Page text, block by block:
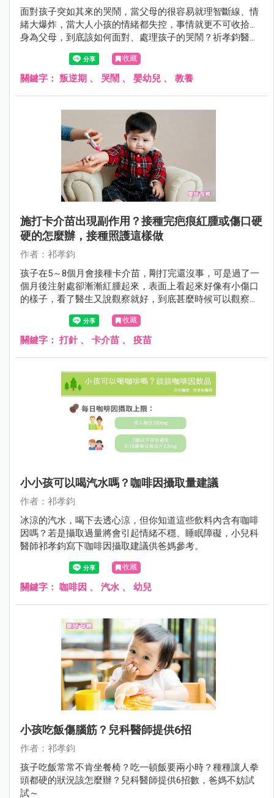
面對孩子突如其來的哭鬧，當父母的很容易就理智斷線、情
緒大爆炸，當大人小孩的情緒都失控，事情就更不可收拾...
身為父母，到底該如何面對、處理孩子的哭鬧？祈孝鈞醫師
整理了7步驟，爸媽們可以試試看。
收藏
關鍵字： 叛逆期 、 哭鬧 、 嬰幼兒 、 教養
施打卡介苗出現副作用？接種完疤痕紅腫或傷口硬
硬的怎麼辦，接種照護這樣做
作者：祁孝鈞
孩子在5～8個月會接種卡介苗，剛打完還沒事，可是過了一
個月後注射處卻漸漸紅腫起來，表面上看起來好像有小傷口
的樣子，看了醫生又說觀察就好，到底甚麼時候可以觀察？
甚麼時候需要治療？觀察期間要注意甚麼？我們一起來看看
收藏
關鍵字： 打針 、 卡介苗 、 疫苗
小小孩可以喝汽水嗎？咖啡因攝取量建議
作者：祁孝鈞
冰涼的汽水，喝下去透心涼，但你知道這些飲料內含有咖啡
因嗎？若是攝取過量將會引起情緒不穩、睡眠障礙，小兒科
醫師祁孝鈞寫下咖啡因攝取建議供爸媽參考。
收藏
關鍵字： 咖啡因 、 汽水 、 幼兒
小孩吃飯傷腦筋？兒科醫師提供6招
作者：祁孝鈞
孩子吃飯常常不肯坐餐椅？吃一頓飯要兩小時？種種讓人拳
頭都硬的狀況該怎麼辦？兒科醫師提供6招數，爸媽不妨試
試～